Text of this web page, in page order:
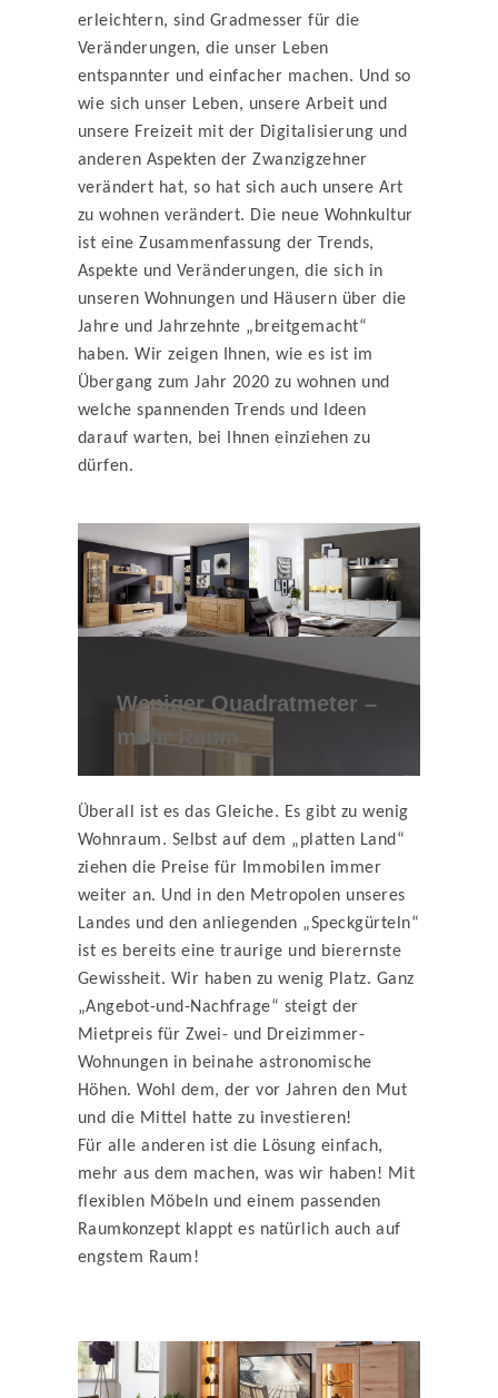
erleichtern, sind Gradmesser für die
Veränderungen, die unser Leben
entspannter und einfacher machen. Und so
wie sich unser Leben, unsere Arbeit und
unsere Freizeit mit der Digitalisierung und
anderen Aspekten der Zwanzigzehner
verändert hat, so hat sich auch unsere Art
zu wohnen verändert. Die neue Wohnkultur
ist eine Zusammenfassung der Trends,
Aspekte und Veränderungen, die sich in
unseren Wohnungen und Häusern über die
Jahre und Jahrzehnte „breitgemacht“
haben. Wir zeigen Ihnen, wie es ist im
Übergang zum Jahr 2020 zu wohnen und
welche spannenden Trends und Ideen
darauf warten, bei Ihnen einziehen zu
dürfen.
Weniger Quadratmeter –
mehr Raum
Überall ist es das Gleiche. Es gibt zu wenig
Wohnraum. Selbst auf dem „platten Land“
ziehen die Preise für Immobilen immer
weiter an. Und in den Metropolen unseres
Landes und den anliegenden „Speckgürteln“
ist es bereits eine traurige und bierernste
Gewissheit. Wir haben zu wenig Platz. Ganz
„Angebot-und-Nachfrage“ steigt der
Mietpreis für Zwei- und Dreizimmer-
Wohnungen in beinahe astronomische
Höhen. Wohl dem, der vor Jahren den Mut
und die Mittel hatte zu investieren!
Für alle anderen ist die Lösung einfach,
mehr aus dem machen, was wir haben! Mit
flexiblen Möbeln und einem passenden
Raumkonzept klappt es natürlich auch auf
engstem Raum!